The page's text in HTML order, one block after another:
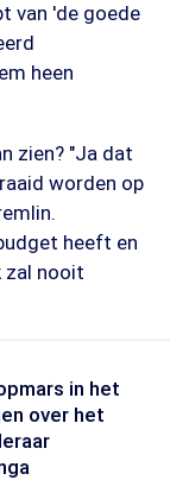
van 'de goede
heen
zien? "Ja dat
worden op
heeft en
zal nooit
in het
over het